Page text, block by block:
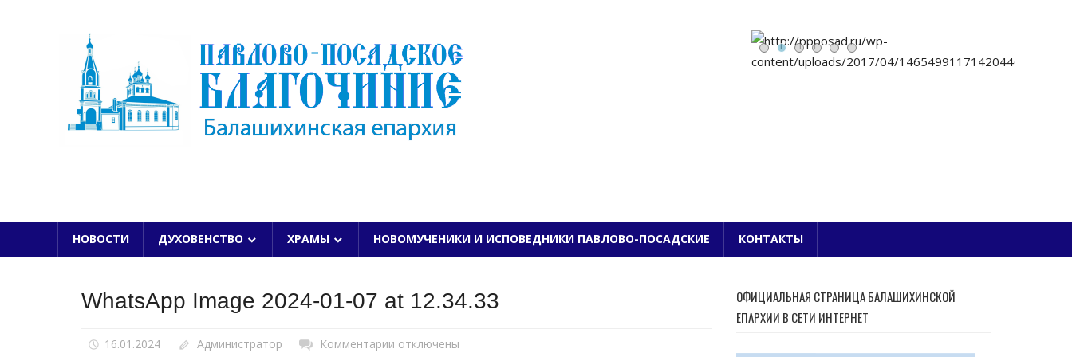
ПАВЛОВО-ПОСАДСКОЕ БЛАГОЧИНИЕ
НОВОСТИ ДУХОВЕНСТВО ХРАМЫ НОВОМУЧЕНИКИ И ИСПОВЕДНИКИ ПАВЛОВО-ПОСАДСКИЕ КОНТАКТЫ
WhatsApp Image 2024-01-07 at 12.34.33
16.01.2024 Администратор Комментарии котключены
ОФИЦИАЛЬНАЯ СТРАНИЦА БАЛАШИХИНСКОЙ
ЕПАРХИИ В СЕТИ ИНТЕРНЕТ